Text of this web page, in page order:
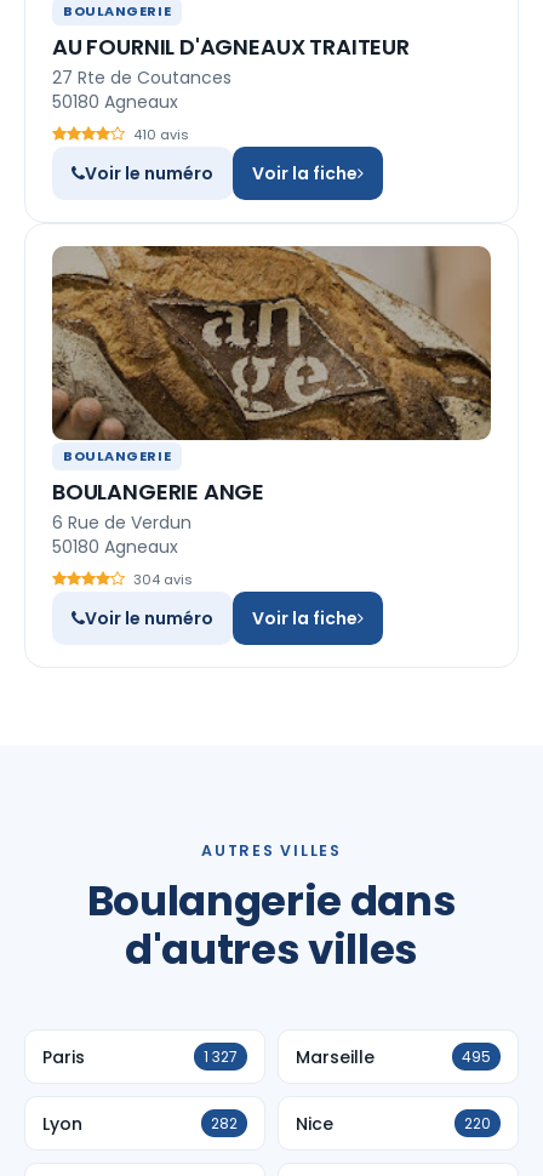
BOULANGERIE
AU FOURNIL D'AGNEAUX TRAITEUR
27 Rte de Coutances
50180 Agneaux
410 avis
Voir le numéro Voir la fiche
BOULANGERIE
BOULANGERIE ANGE
6 Rue de Verdun
50180 Agneaux
304 avis
Voir le numéro Voir la fiche
AUTRES VILLES
Boulangerie dans
d'autres villes
Paris 1 327 Marseille 495
Lyon 282 Nice 220